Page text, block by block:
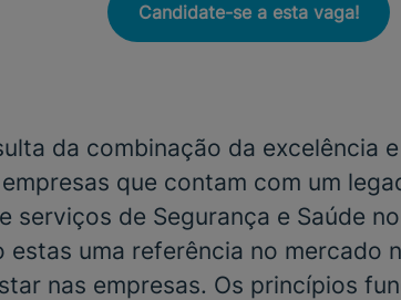
Candidate-se a esta vaga!
da combinação da excelência
empresas que contam com um
serviços de Segurança e Saúde
estas uma referência no mercado
nas empresas. Os princípios